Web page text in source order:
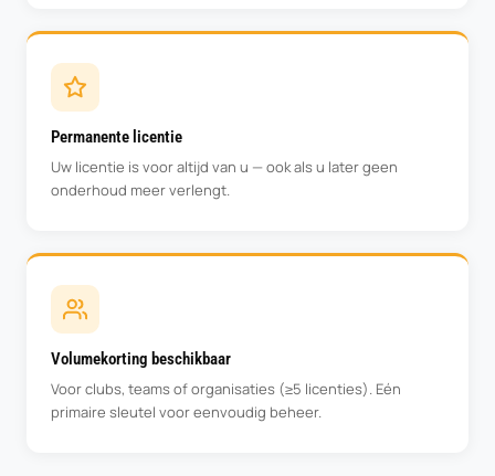
Permanente licentie
Uw licentie is voor altijd van u — ook als u later geen
onderhoud meer verlengt.
Volumekorting beschikbaar
Voor clubs, teams of organisaties (≥5 licenties). Eén
primaire sleutel voor eenvoudig beheer.